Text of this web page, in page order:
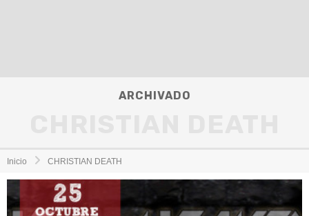
ARCHIVADO
Inicio CHRISTIAN DEATH